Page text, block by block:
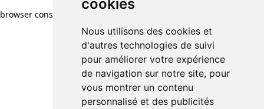
cookies
Nous utilisons des cookies et
d'autres technologies de suivi
pour améliorer votre expérience
de navigation sur notre site, pour
vous montrer un contenu
personnalisé et des publicités
cookies
Nous utilisons des cookies et
d'autres technologies de suivi
pour améliorer votre expérience
de navigation sur notre site, pour
vous montrer un contenu
personnalisé et des publicités
browser console for more information)